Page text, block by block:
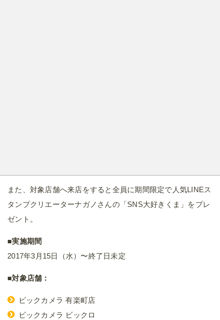
また、対象店舗へ来店をすると全員に期間限定で人気LINEス
タンプクリエーターナガノさんの「SNS大好きくま」をプレ
ゼント。
■実施期間
2017年3月15日（水）〜終了日未定
■対象店舗：
ビックカメラ 有楽町店
ビックカメラ ビックロ